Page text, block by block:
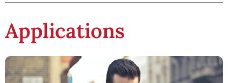
Applications